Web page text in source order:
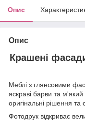
Опис
Опис
Крашені
Меблі з глянсовими
яскраві барви та
оригінальні рішення та
Фотодрук відкриває